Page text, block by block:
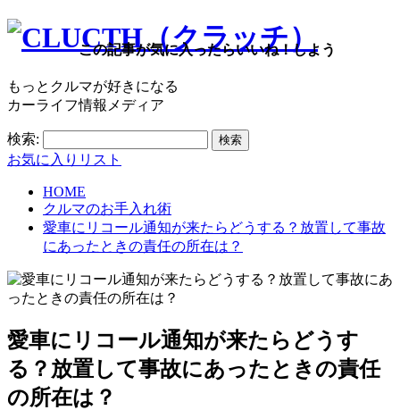
もっとクルマが好きになる
カーライフ情報メディア
検索:
お気に入りリスト
HOME
クルマのお手入れ術
愛車にリコール通知が来たらどうする？放置して事故
にあったときの責任の所在は？
愛車にリコール通知が来たらどうす
る？放置して事故にあったときの責任
の所在は？
この記事が気に入ったらいいね！しよう